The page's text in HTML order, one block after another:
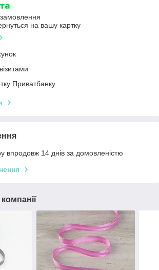
на вашу картку
Приватбанку
впродовж 14 днів за домовленістю